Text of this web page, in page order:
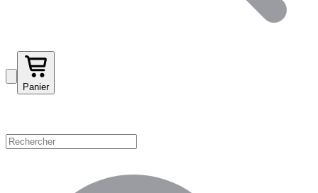
Panier